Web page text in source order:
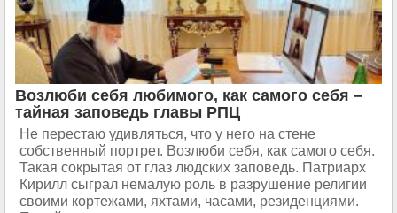
Возлюби себя любимого, как самого себя –
тайная заповедь главы РПЦ
Не перестаю удивляться, что у него на стене
собственный портрет. Возлюби себя, как самого себя.
Такая сокрытая от глаз людских заповедь. Патриарх
Кирилл сыграл немалую роль в разрушение религии
своими кортежами, яхтами, часами, резиденциями.